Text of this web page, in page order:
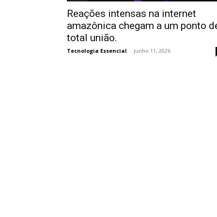
Reações intensas na internet
amazônica chegam a um ponto
total união.
Tecnologia Essencial - junho 11, 2026